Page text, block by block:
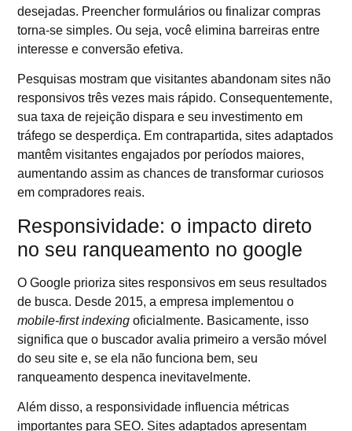
desejadas. Preencher formulários ou finalizar compras
torna-se simples. Ou seja, você elimina barreiras entre
interesse e conversão efetiva.
Pesquisas mostram que visitantes abandonam sites não
responsivos três vezes mais rápido. Consequentemente,
sua taxa de rejeição dispara e seu investimento em
tráfego se desperdiça. Em contrapartida, sites adaptados
mantêm visitantes engajados por períodos maiores,
aumentando assim as chances de transformar curiosos
em compradores reais.
Responsividade: o impacto direto
no seu ranqueamento no google
O Google prioriza sites responsivos em seus resultados
de busca. Desde 2015, a empresa implementou o
mobile-first indexing oficialmente. Basicamente, isso
significa que o buscador avalia primeiro a versão móvel
do seu site e, se ela não funciona bem, seu
ranqueamento despenca inevitavelmente.
Além disso, a responsividade influencia métricas
importantes para SEO. Sites adaptados apresentam